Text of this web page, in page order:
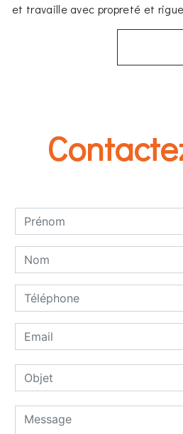
et travaille avec propreté et